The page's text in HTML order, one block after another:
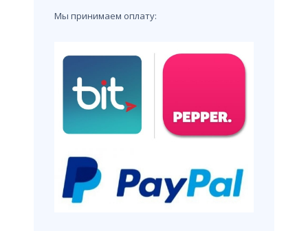
Мы принимаем оплату: